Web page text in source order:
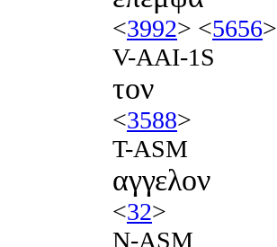
<3992> <5656>
V-AAI-1S
τον
<3588>
T-ASM
αγγελον
<32>
N-ASM